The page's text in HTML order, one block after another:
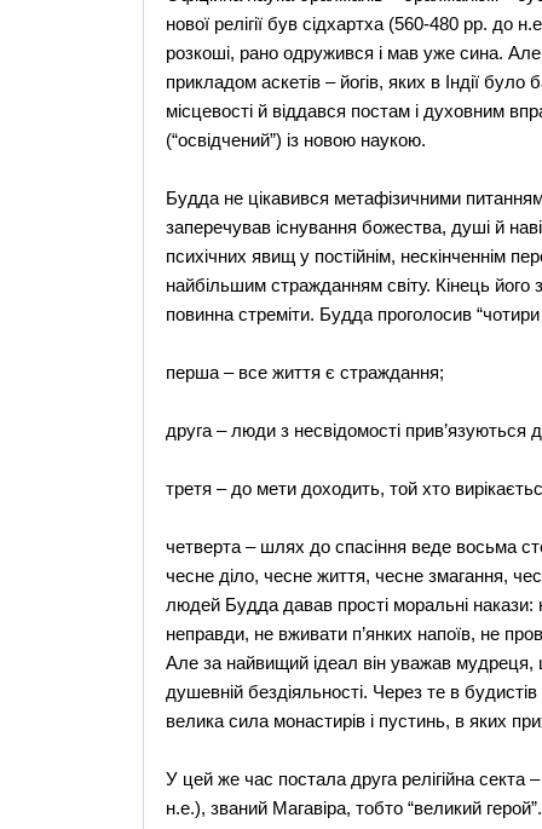
нової релігії був сідхартха (560-480 рр. до
розкоші, рано одружився і мав уже сина.
прикладом аскетів – йогів, яких в Індії було
місцевості й віддався постам і духовним
(“освідчений”) із новою наукою.
Будда не цікавився метафізичними
заперечував існування божества, душі й
психічних явищ у постійнім, нескінченнім
найбільшим стражданням світу. Кінець його
повинна стреміти. Будда проголосив
перша – все життя є страждання;
друга – люди з несвідомості прив’язуються
третя – до мети доходить, той хто
четверта – шлях до спасіння веде восьма
чесне діло, чесне життя, чесне змагання,
людей Будда давав прості моральні накази:
неправди, не вживати п’янких напоїв, не
Але за найвищий ідеал він уважав мудреця,
душевній бездіяльності. Через те в
велика сила монастирів і пустинь, в яких
У цей же час постала друга релігійна секта
н.е.), званий Магавіра, тобто “великий